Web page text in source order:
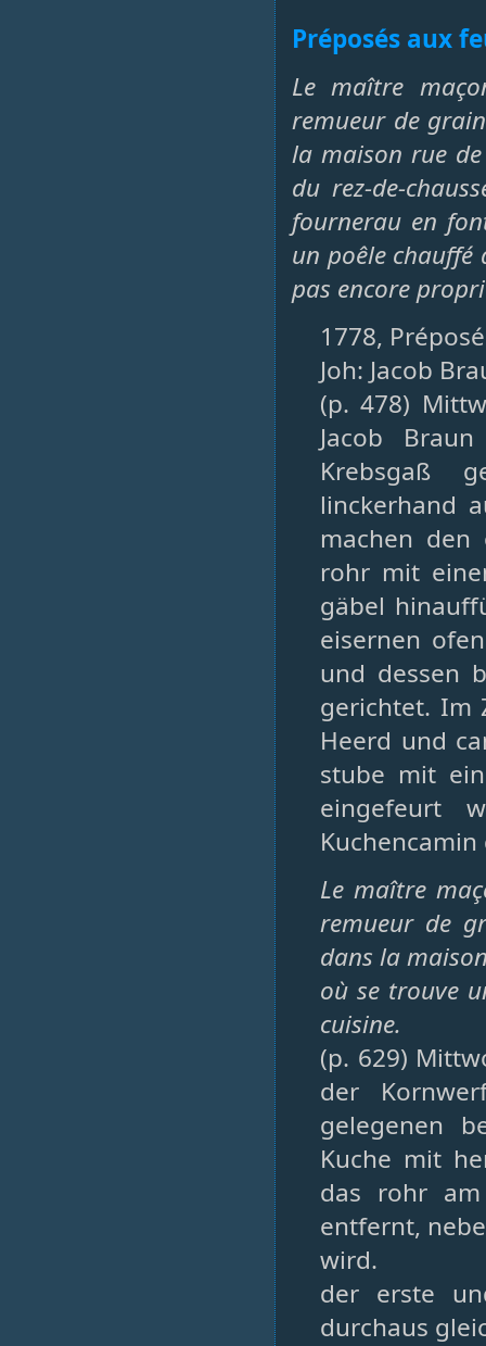
Préposés aux
Le maître
remueur de
la maison rue de
du rez-de-
fournerau en
un poêle chauffé
pas encore
1778,
Joh: Jacob
(p. 478)
Jacob
Krebsgaß
linckerhand
machen
rohr mit
gäbel
eisernen
und dessen
gerichtet. Im
Heerd und
stube mit
eingefeurt
Le maître
remueur de
dans la
où se trouve
cuisine.
(p. 629)
der
gelegenen
Kuche mit
das rohr
entfernt,
wird.
der erste
durchaus